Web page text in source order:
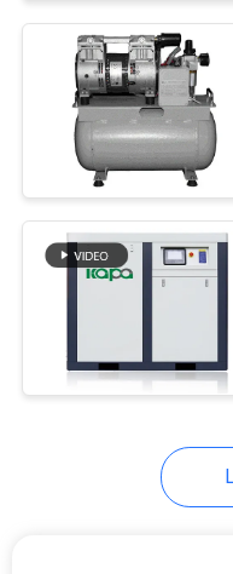
Stasiun
Spare